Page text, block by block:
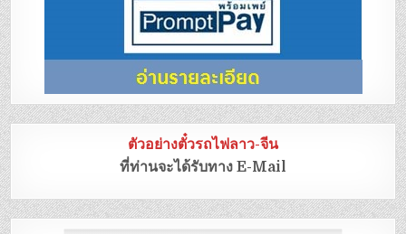
ตัวอย่างตั๋วรถไฟลาว-จีน
ที่ท่านจะได้รับทาง E-Mail